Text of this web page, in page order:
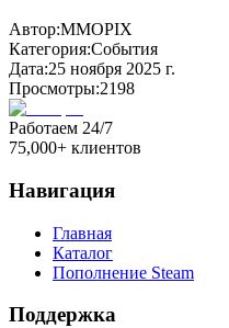
Автор:MMOPIX
Категория:События
Дата:25 ноября 2025 г.
Просмотры:2198
Работаем 24/7
75,000+ клиентов
Навигация
Главная
Каталог
Пополнение Steam
Поддержка